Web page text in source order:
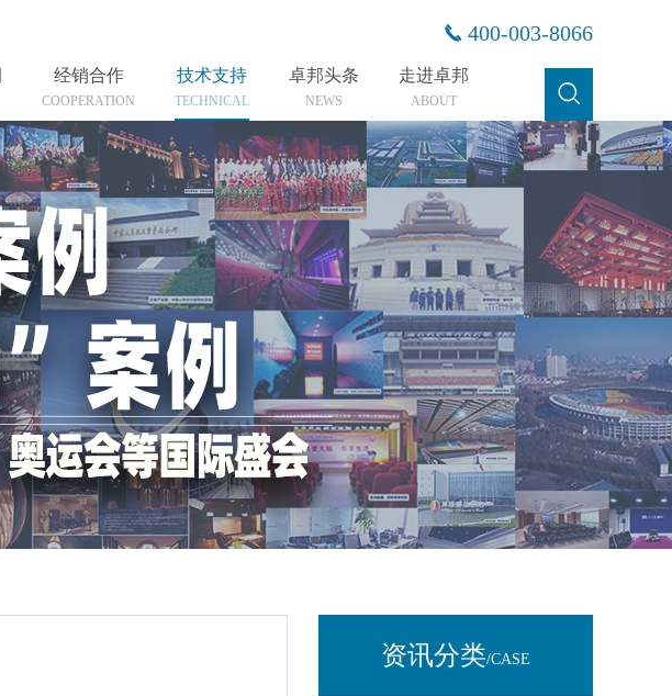
400-003-8066
经销合作
COOPERATION
技术支持
TECHNICAL
卓邦头条
NEWS
走进卓邦
ABOUT
资讯分类/CASE